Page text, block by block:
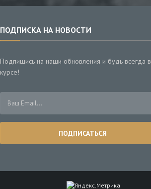
ПОДПИСКА НА НОВОСТИ
Подпишись на наши обновления и будь всегда в
курсе!